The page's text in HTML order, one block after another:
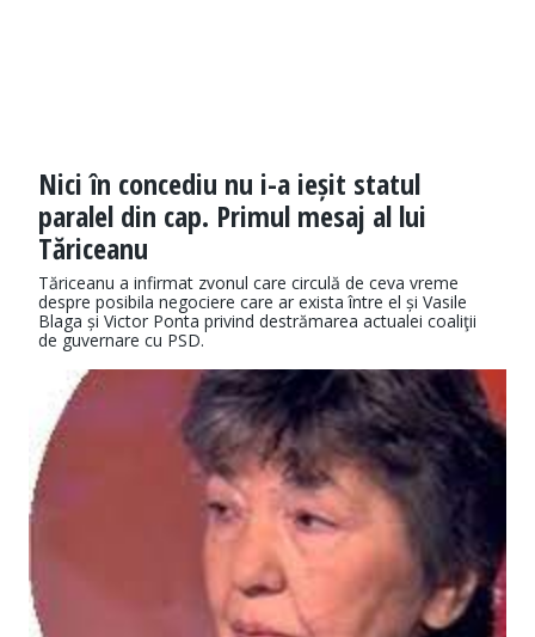
Nici în concediu nu i-a ieșit statul
paralel din cap. Primul mesaj al lui
Tăriceanu
Tăriceanu a infirmat zvonul care circulă de ceva vreme
despre posibila negociere care ar exista între el și Vasile
Blaga și Victor Ponta privind destrămarea actualei coaliţii
de guvernare cu PSD.